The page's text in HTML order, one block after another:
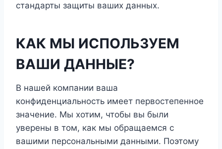
стандарты защиты ваших данных.
КАК МЫ ИСПОЛЬЗУЕМ
ВАШИ ДАННЫЕ?
В нашей компании ваша
конфиденциальность имеет первостепенное
значение. Мы хотим, чтобы вы были
уверены в том, как мы обращаемся с
вашими персональными данными. Поэтому